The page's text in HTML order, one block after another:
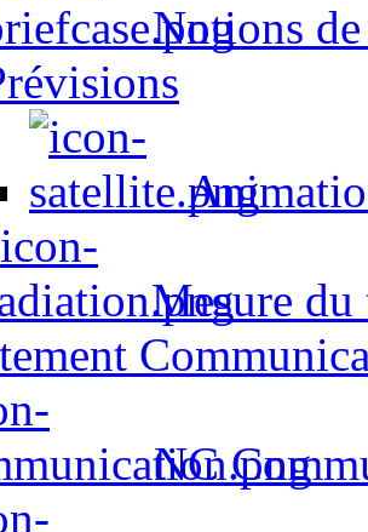
Notions
Mesure du
NC